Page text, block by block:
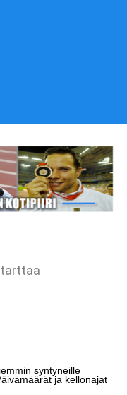
syntyneille
ja kellonajat